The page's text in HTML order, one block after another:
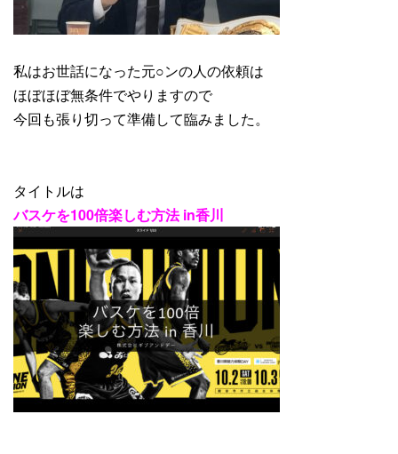
私はお世話になった元○ンの人の依頼は
ほぼほぼ無条件でやりますので
今回も張り切って準備して臨みました。
タイトルは
バスケを100倍楽しむ方法 in香川